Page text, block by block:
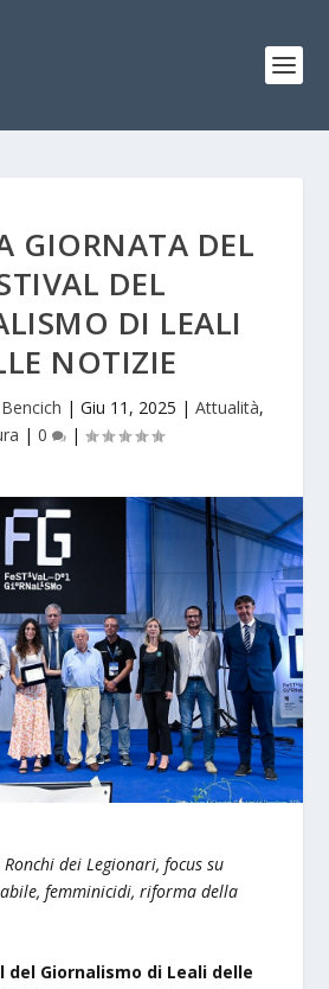
GIORNATA DEL
DEL
DI LEALI
NOTIZIE
| Giu 11, 2025 | Attualità,
| 0 |
dei Legionari, focus su
femminicidi, riforma della
del Giornalismo di Leali delle